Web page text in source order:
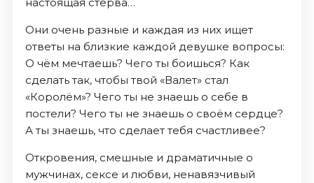
настоящая стерва…
Они очень разные и каждая из них ищет
ответы на близкие каждой девушке вопросы:
О чём мечтаешь? Чего ты боишься? Как
сделать так, чтобы твой «Валет» стал
«Королём»? Чего ты не знаешь о себе в
постели? Чего ты не знаешь о своём сердце?
А ты знаешь, что сделает тебя счастливее?
Откровения, смешные и драматичные о
мужчинах, сексе и любви, ненавязчивый